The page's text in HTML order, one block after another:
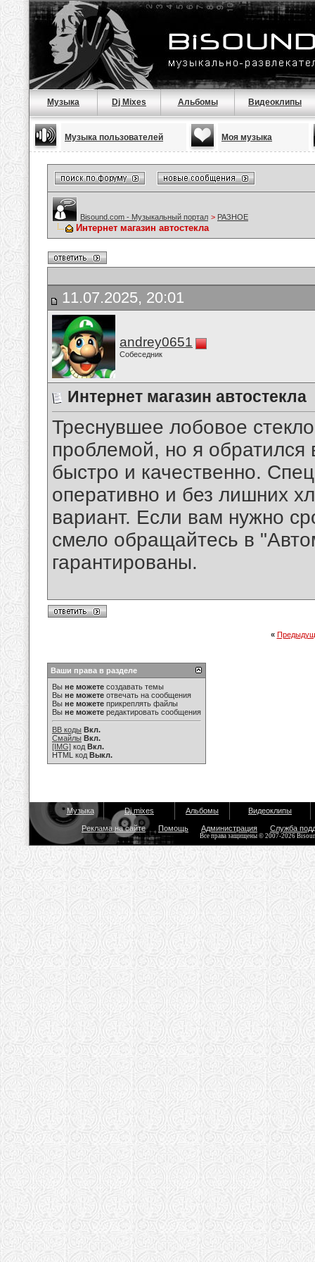
Музыка Dj Mixes Альбомы Видеоклипы
Музыка пользователей Моя музыка
Bisound.com - Музыкальный портал > РАЗНОЕ
Интернет магазин автостекла
11.07.2025, 20:01
andrey0651
Собеседник
Интернет магазин автостекла
Треснувшее лобовое
проблемой, но я
быстро и качественно.
оперативно и без лишних
вариант. Если вам нужно
смело обращайтесь в
гарантированы.
«
Ваши права в разделе
Вы не можете создавать темы
Вы не можете отвечать на сообщения
Вы не можете прикреплять файлы
Вы не можете редактировать сообщения
BB коды Вкл.
Смайлы Вкл.
[IMG] код Вкл.
HTML код Выкл.
Музыка Dj mixes Альбомы Видеоклипы
Реклама на сайте Помощь Администрация Служба
Все права защищены © 2007-2026